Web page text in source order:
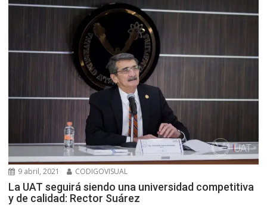
9 abril, 2021 CODIGOVISUAL
La UAT seguirá siendo una universidad competitiva
y de calidad: Rector Suárez